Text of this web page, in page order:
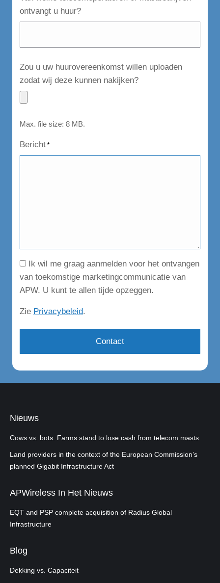
ontvangt u huur?
Zou u uw huurovereenkomst willen uploaden
zodat wij deze kunnen nakijken?
Max. file size: 8 MB.
Bericht *
Consent
Ik wil me graag aanmelden voor het ontvangen
van toekomstige marketingcommunicatie van
APW. U kunt te allen tijde opzeggen.
Zie Privacybeleid.
Nieuws
Cows vs. bots: Farms stand to lose cash from telecom masts
Land providers in the context of the European Commission’s
planned Gigabit Infrastructure Act
APWireless In Het Nieuws
EQT and PSP complete acquisition of Radius Global
Infrastructure
Blog
Dekking vs. Capaciteit